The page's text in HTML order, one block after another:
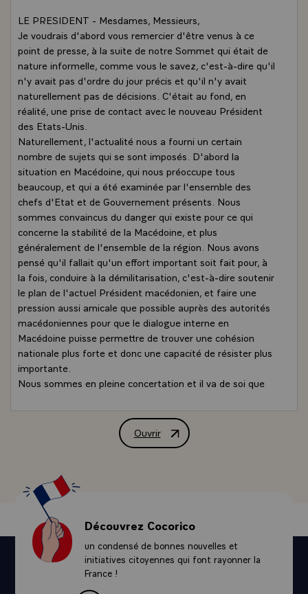
LE PRESIDENT - Mesdames, Messieurs,
Je voudrais d'abord vous remercier d'être venus à ce
point de presse, à la suite de notre Sommet qui était de
nature informelle, comme vous le savez, c'est-à-dire qu'il
n'y avait pas d'ordre du jour précis et qu'il n'y avait
naturellement pas de décisions. C'était au fond, en
réalité, une prise de contact avec le nouveau Président
des Etats-Unis.
Naturellement, l'actualité nous a fourni un certain
nombre de sujets qui se sont imposés. D'abord la
situation en Macédoine, qui nous préoccupe tous
beaucoup, et qui a été examinée par l'ensemble des
chefs d'Etat et de Gouvernement présents. Nous
sommes convaincus du danger qui existe pour ce qui
concerne la stabilité de la Macédoine, et plus
généralement de l'ensemble de la région. Nous avons
pensé qu'il fallait qu'un effort important soit fait pour, à
la fois, conduire à la démilitarisation, c'est-à-dire soutenir
le plan de l'actuel Président macédonien, et faire une
pression aussi amicale que possible auprès des autorités
macédoniennes pour que le dialogue interne en
Macédoine puisse permettre de trouver une cohésion
nationale plus forte et donc une capacité de résister plus
importante.
Nous sommes en pleine concertation et il va de soi que
M. SOLANA et à M. ROBERTSON d'aller rapidement,
ensemble ou séparément, mais de façon totalement
Nous avons également naturellement parlé de l'évolution
de l'Alliance atlantique, qu'il s'agisse de son évolution
interne ou des futurs élargissements. Sur le plan interne,
nous avons évoqué l'émergence d'une Europe de la
défense, constaté qu'elle était dans la nature des choses
et qu'aujourd'hui elle était admise par l'ensemble de nos
correspondants, qu'il s'agisse des Américains ou des
Canadiens ou qu'il s'agisse des Européens, avec une
Ouvrir
Conférence de presse M. Jacques
Découvrez Cocorico
un condensé de bonnes nouvelles et
initiatives citoyennes qui font rayonner la
France !